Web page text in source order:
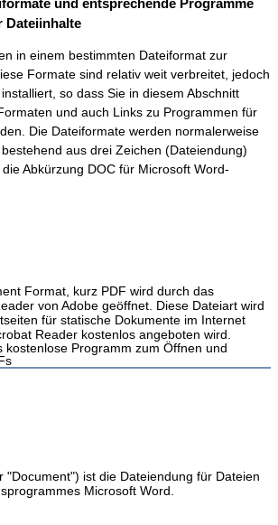
und entsprechende Programme
Dateiinhalte
in einem bestimmten Dateiformat zur
Formate sind relativ weit verbreitet, jedoch
so dass Sie in diesem Abschnitt
und auch Links zu Programmen für
Die Dateiformate werden normalerweise
aus drei Zeichen (Dateiendung)
Abkürzung DOC für Microsoft Word-
Format, kurz PDF wird durch das
von Adobe geöffnet. Diese Dateiart wird
für statische Dokumente im Internet
Reader kostenlos angeboten wird.
kostenlose Programm zum Öffnen und
"Document") ist die Dateiendung für Dateien
Microsoft Word.